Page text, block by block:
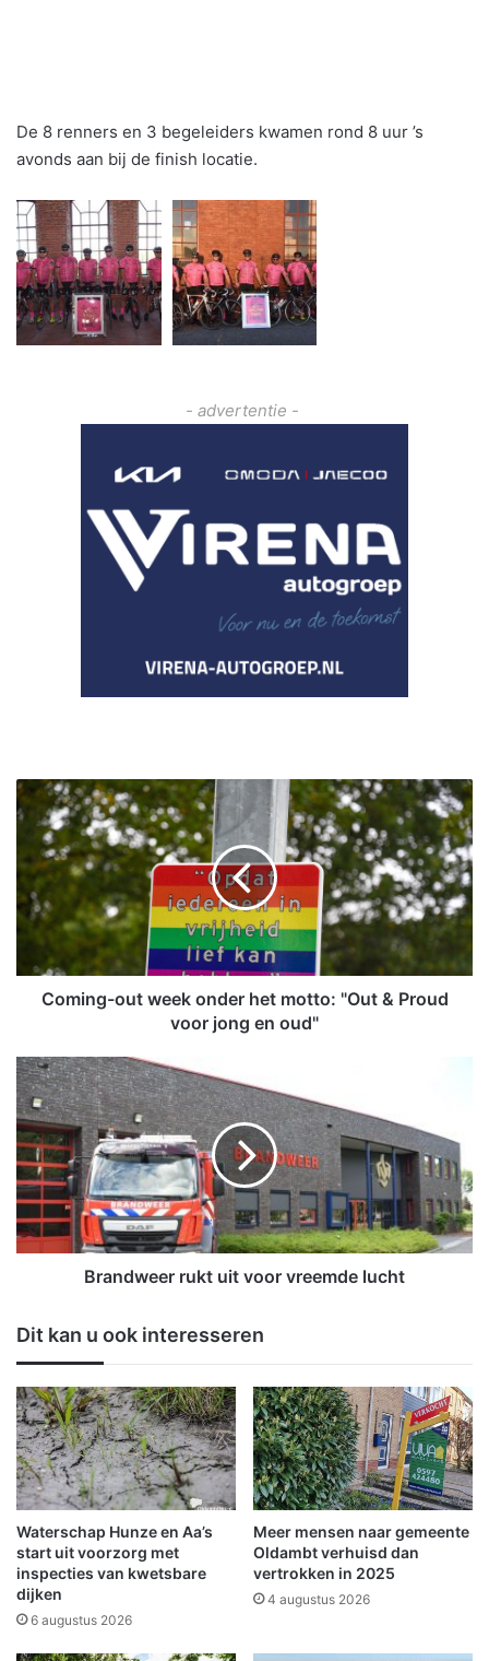
De 8 renners en 3 begeleiders kwamen rond 8 uur ’s
avonds aan bij de finish locatie.
- advertentie -
C
o
n
g
-
u
e
k
o
n
d
e
r
h
t
t
o
:
"
O
u
t
&
P
r
o
u
Coming-out week onder het motto: "Out & Proud
voor jong en oud"
B
r
a
n
d
w
e
e
r
t
u
i
t
v
o
o
r
v
r
e
e
m
Brandweer rukt uit voor vreemde lucht
Dit kan u ook interesseren
Waterschap Hunze en Aa’s
start uit voorzorg met
inspecties van kwetsbare
dijken
6 augustus 2026
Meer mensen naar gemeente
Oldambt verhuisd dan
vertrokken in 2025
4 augustus 2026